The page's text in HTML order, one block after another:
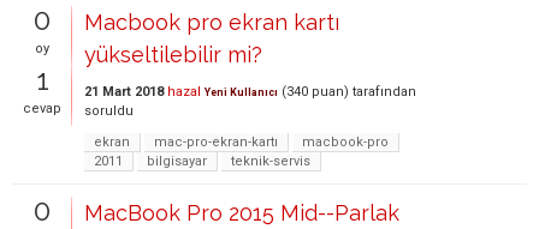
0
oy
1
cevap
Macbook pro ekran kartı
yükseltilebilir mi?
21 Mart 2018 hazal Yeni Kullanıcı (340 puan) tarafından
soruldu
ekran
mac-pro-ekran-kartı
macbook-pro
2011
bilgisayar teknik-servis
0
MacBook Pro 2015 Mid--Parlak